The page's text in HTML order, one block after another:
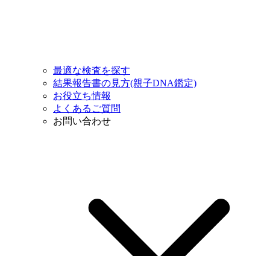
最適な検査を探す
結果報告書の見方(親子DNA鑑定)
お役立ち情報
よくあるご質問
お問い合わせ